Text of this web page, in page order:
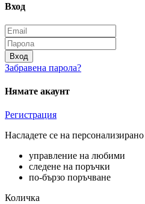
Вход
Вход
Забравена парола?
Нямате акаунт
Регистрация
Насладете се на
управление на любими
следене на поръчки
по-бързо поръчване
Количка